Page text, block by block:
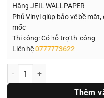
Hãng JEIL WALLPAPER
Phủ Vinyl giúp bảo vệ bề
mốc
Thi công: Có hỗ trợ thi công
Liên hệ0777773622
Số lượng
Thêm